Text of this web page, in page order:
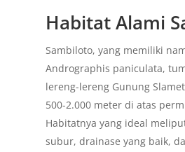
Habitat Alami
Sambiloto, yang memiliki
Andrographis paniculata,
lereng-lereng Gunung
500-2.000 meter di atas
Habitatnya yang ideal
subur, drainase yang baik,